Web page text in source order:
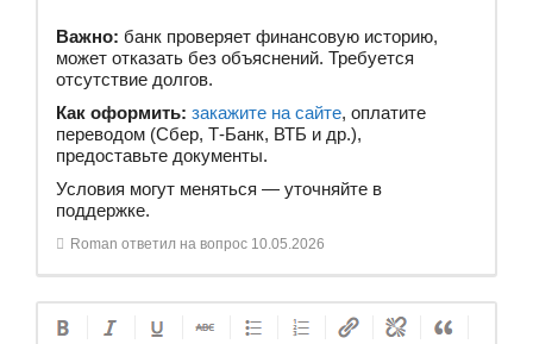
Важно: банк проверяет финансовую историю,
может отказать без объяснений. Требуется
отсутствие долгов.
Как оформить: закажите на сайте, оплатите
переводом (Сбер, Т-Банк, ВТБ и др.),
предоставьте документы.
Условия могут меняться — уточняйте в
поддержке.
Roman ответил на вопрос 10.05.2026